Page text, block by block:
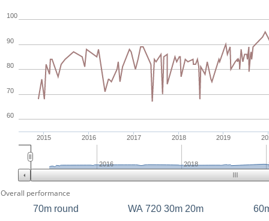
2015 2016 2017 2018 2019
60
70
80
90
100
2016 2018
Overall performance
70m round
WA 720 30m 20m